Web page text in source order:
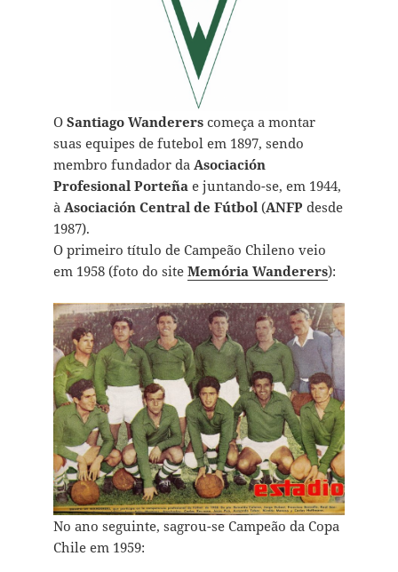
O Santiago Wandererscomeça a montar
suas equipes de futebol em 1897, sendo
membro fundador da Asociación
Profesional Porteñae juntando-se, em 1944,
à Asociación Central de Fútbol(ANFP desde
1987).
O primeiro título de Campeão Chileno veio
em 1958 (foto do site Memória Wanderers):
No ano seguinte, sagrou-se Campeão da Copa
Chile em 1959: